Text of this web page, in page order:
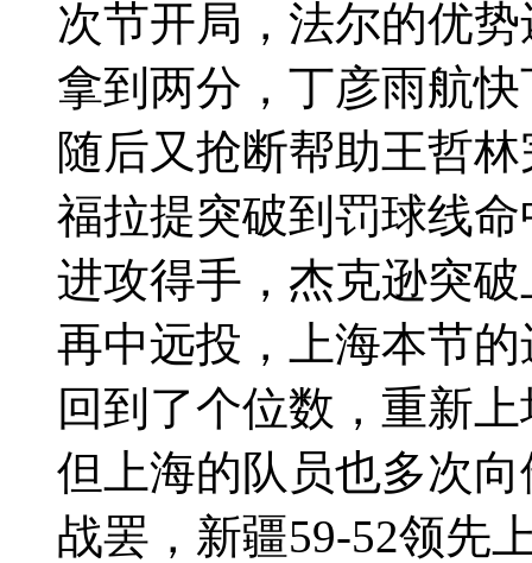
次节开局，法尔的优
拿到两分，丁彦雨航
随后又抢断帮助王哲
福拉提突破到罚球线
进攻得手，杰克逊突
再中远投，上海本节
回到了个位数，重新
但上海的队员也多次
战罢，新疆59-52领先